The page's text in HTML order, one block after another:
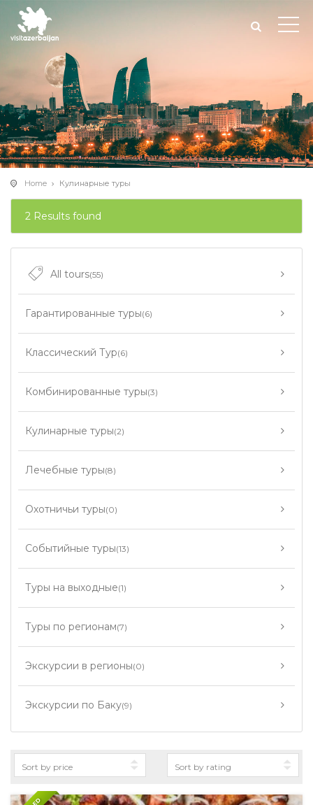
Home Кулинарные туры
2 Results found
All tours(55)
Гарантированные туры(6)
Классический Тур(6)
Комбинированные туры(3)
Кулинарные туры(2)
Лечебные туры(8)
Охотничьи туры(0)
Событийные туры(13)
Туры на выходные(1)
Туры по регионам(7)
Экскурсии в регионы(0)
Экскурсии по Баку(9)